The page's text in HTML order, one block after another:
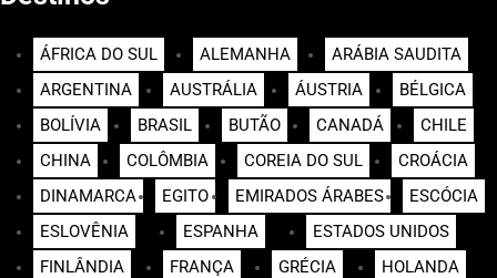
ÁFRICA DO SUL ALEMANHA
ARÁBIA SAUDITA
ARGENTINA
AUSTRÁLIA ÁUSTRIA
BÉLGICA
BOLÍVIA
BRASIL BUTÃO CANADÁ
CHILE
CHINA
COLÔMBIA COREIA DO SUL
CROÁCIA
DINAMARCA
EGITO EMIRADOS ÁRABES
ESCÓCIA
ESLOVÊNIA
ESPANHA
ESTADOS UNIDOS
FINLÂNDIA
FRANÇA GRÉCIA
HOLANDA